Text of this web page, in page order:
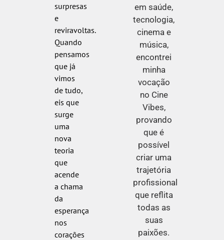
surpresas
e
reviravoltas.
Quando
pensamos
que já
vimos
de tudo,
eis que
surge
uma
nova
teoria
que
acende
a chama
da
esperança
nos
corações
em saúde,
tecnologia,
cinema e
música,
encontrei
minha
vocação
no Cine
Vibes,
provando
que é
possível
criar uma
trajetória
profissional
que reflita
todas as
suas
paixões.